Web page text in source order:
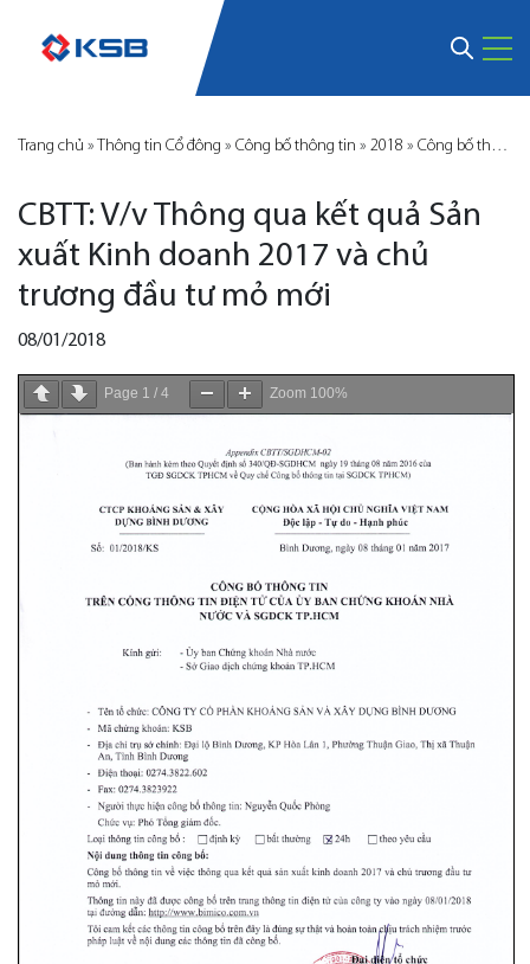
Trang chủ » Thông tin Cổ đông » Công bố thông tin » 2018 » Công bố thông tin KSB
CBTT: V/v Thông qua kết quả Sản
xuất Kinh doanh 2017 và chủ
trương đầu tư mỏ mới
08/01/2018
Page 1 / 4 Zoom 100%